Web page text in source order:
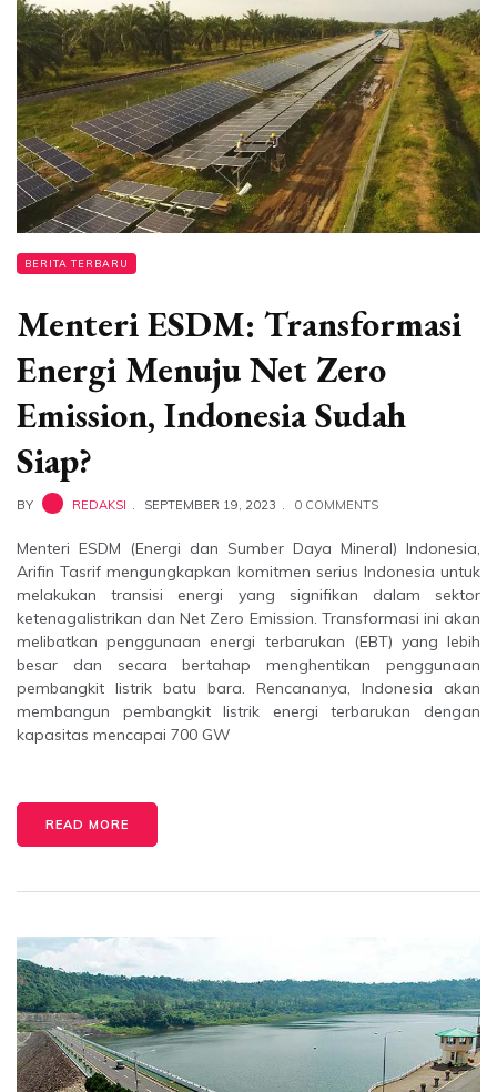
BERITA TERBARU
Menteri ESDM: Transformasi
Energi Menuju Net Zero
Emission, Indonesia Sudah
Siap?
BY REDAKSI SEPTEMBER 19, 2023 0 COMMENTS
Menteri ESDM (Energi dan Sumber Daya Mineral) Indonesia,
Arifin Tasrif mengungkapkan komitmen serius Indonesia untuk
melakukan transisi energi yang signifikan dalam sektor
ketenagalistrikan dan Net Zero Emission. Transformasi ini akan
melibatkan penggunaan energi terbarukan (EBT) yang lebih
besar dan secara bertahap menghentikan penggunaan
pembangkit listrik batu bara. Rencananya, Indonesia akan
membangun pembangkit listrik energi terbarukan dengan
kapasitas mencapai 700 GW
READ MORE